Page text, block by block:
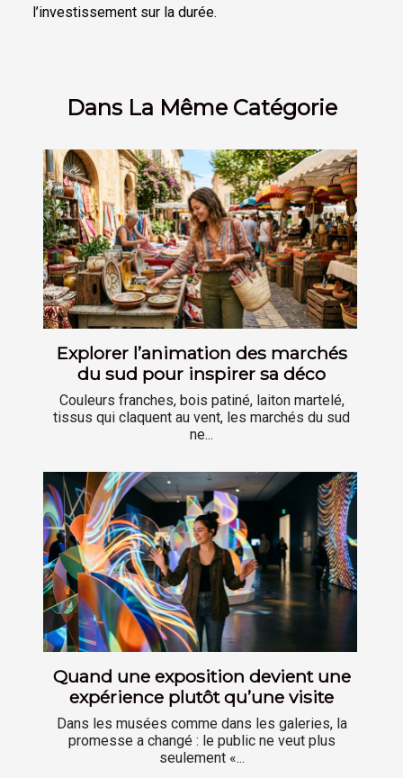
l’investissement sur la durée.
Dans La Même Catégorie
Explorer l’animation des marchés
du sud pour inspirer sa déco
Couleurs franches, bois patiné, laiton martelé,
tissus qui claquent au vent, les marchés du sud
ne...
Quand une exposition devient une
expérience plutôt qu’une visite
Dans les musées comme dans les galeries, la
promesse a changé : le public ne veut plus
seulement «...